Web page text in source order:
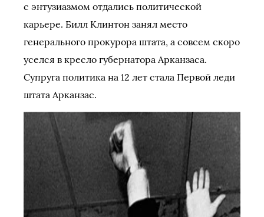
с энтузиазмом отдались политической
карьере. Билл Клинтон занял место
генерального прокурора штата, а совсем скоро
уселся в кресло губернатора Арканзаса.
Супруга политика на 12 лет стала Первой леди
штата Арканзас.